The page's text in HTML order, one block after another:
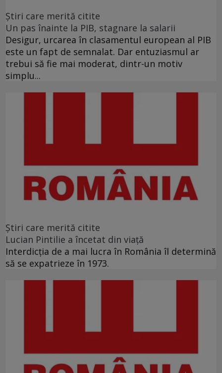
Ştiri care merită citite
Un pas înainte la PIB, stagnare la salarii
Desigur, urcarea în clasamentul european al PIB
este un fapt de semnalat. Dar entuziasmul ar
trebui să fie mai moderat, dintr-un motiv
simplu...
Ştiri care merită citite
Lucian Pintilie a încetat din viață
Interdicţia de a mai lucra în România îl determină
să se expatrieze în 1973.